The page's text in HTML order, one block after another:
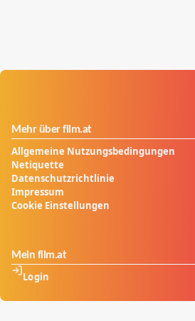
Mehr über film.at
Allgemeine Nutzungsbedingungen
Netiquette
Datenschutzrichtlinie
Impressum
Cookie Einstellungen
Mein film.at
Login